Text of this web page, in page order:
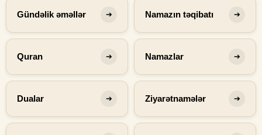
Gündəlik əməllər ➔ Namazın təqibatı ➔
Quran ➔ Namazlar ➔
Dualar ➔ Ziyarətnamələr ➔